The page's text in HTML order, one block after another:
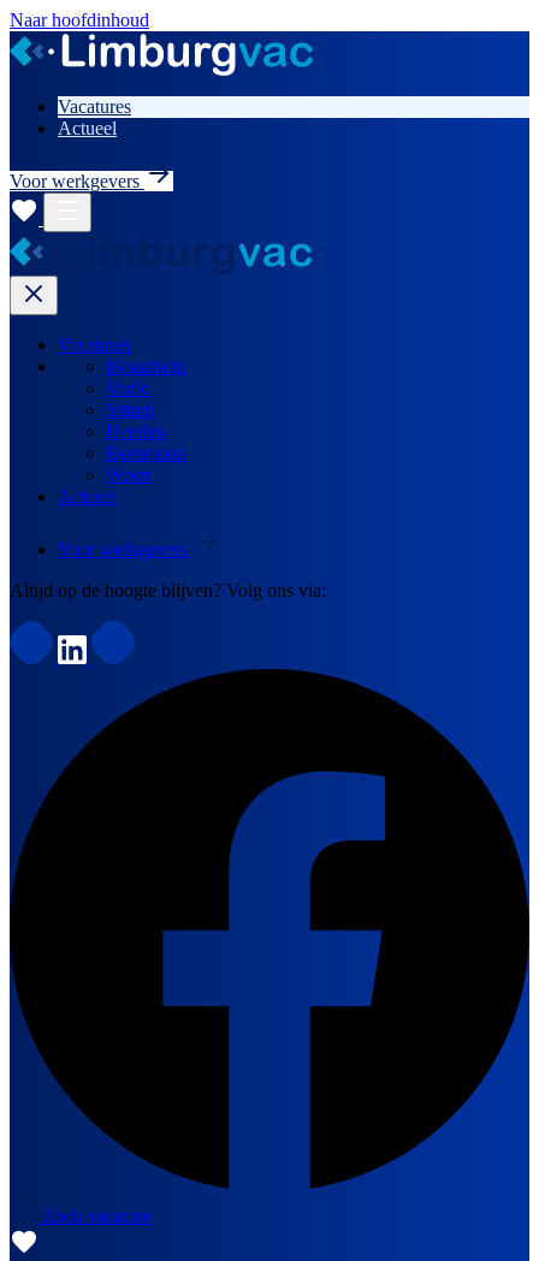
Naar hoofdinhoud
Vacatures
Actueel
Voor werkgevers
Vacatures
Maastricht
Venlo
Sittard
Heerlen
Roermond
Weert
Actueel
Voor werkgevers
Altijd op de hoogte blijven? Volg ons via:
Zoek vacature